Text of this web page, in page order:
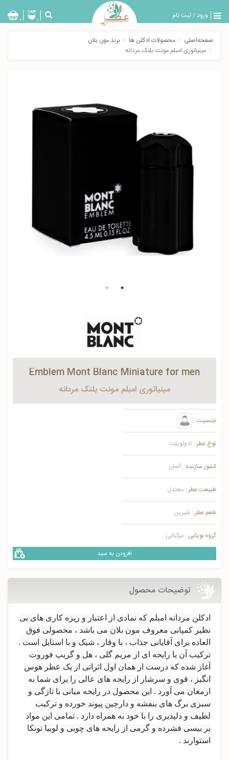
ورود/ثبت نام
بازگشت
0 0
صفحه‌اصلی محصولات ادکلن ها
برند مون بلان
مینیاتوری امبلم مونت بلنک مردانه
Emblem Mont Blanc Miniature for men
مینیاتوری امبلم مونت بلنک مردانه
جنسیت :
نوع عطر : ادوتویلت
کشور سازنده : آلمان
طبیعت عطر : معتدل
طعم عطر : شیرین
گروه بویایی : مرکباتی
افزودن به سبد
توضیحات محصول
ادکلن مردانه امبلم که نمادی از اعتبار و ریزه کاری های بی
نظیر کمپانی معروف مون بلان می باشد ، محصولی فوق
العاده برای آقایانی جذاب ، با وقار ، شیک و با استایل است .
ترکیب آن با رایحه ای از مریم گلی ، هل و گریپ فوروت
آغاز شده که درست از همان اول اثراتی از یک عطر هوس
انگیز ، قوی و سرشار از رایحه های عالی را برای شما به
ارمغان می آورد . این محصول در رايحه میانی با تازگی و
سبزی برگ های بنفشه و دارچین پیوند خورده و ترکیب
لطیف و دلپذیری را با خود به همراه دارد . تمامی این مواد
بر بیسی فشرده و گرمی از رايحه های چوبی و لوبیا تونکا
استوارند .